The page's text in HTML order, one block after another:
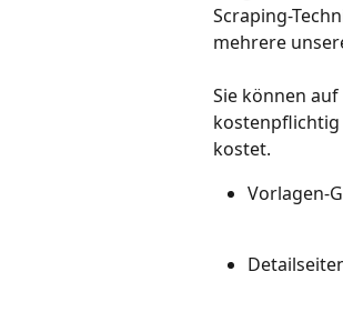
Scraping-
mehrere
Sie können
kostenpflichtig
kostet.
Vorlagen-